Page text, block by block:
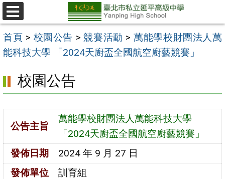
跳
至
主
要
區
選
單
首頁 > 校園公告 >競賽活動 > 萬能學校財團法人萬
能科技大學 「2024天廚盃全國航空廚藝競賽」
校園公告
公告主旨
萬能學校財團法人萬能科技大學
「2024天廚盃全國航空廚藝競賽」
發佈日期
2024 年 9 月 27 日
發佈單位
訓育組